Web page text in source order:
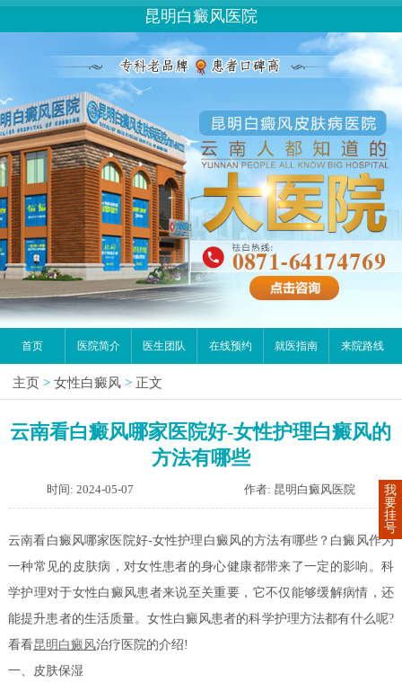
昆明白癜风医院
首页 医院简介 医生团队 在线预约 就医指南 来院路线
主页 > 女性白癜风 > 正文
云南看白癜风哪家医院好-女性护理白癜风的
方法有哪些
时间: 2024-05-07 作者: 昆明白癜风医院
云南看白癜风哪家医院好-女性护理白癜风的方法有哪些？白癜风作为
一种常见的皮肤病，对女性患者的身心健康都带来了一定的影响。科
学护理对于女性白癜风患者来说至关重要，它不仅能够缓解病情，还
能提升患者的生活质量。女性白癜风患者的科学护理方法都有什么呢?
看看昆明白癜风治疗医院的介绍!
一、皮肤保湿
我
要
挂
号